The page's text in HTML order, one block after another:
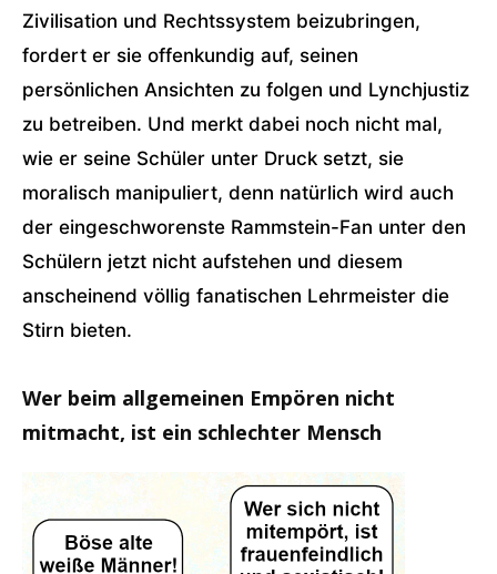
Zivilisation und Rechtssystem beizubringen,
fordert er sie offenkundig auf, seinen
persönlichen Ansichten zu folgen und Lynchjustiz
zu betreiben. Und merkt dabei noch nicht mal,
wie er seine Schüler unter Druck setzt, sie
moralisch manipuliert, denn natürlich wird auch
der eingeschworenste Rammstein-Fan unter den
Schülern jetzt nicht aufstehen und diesem
anscheinend völlig fanatischen Lehrmeister die
Stirn bieten.
Wer beim allgemeinen Empören nicht
mitmacht, ist ein schlechter Mensch